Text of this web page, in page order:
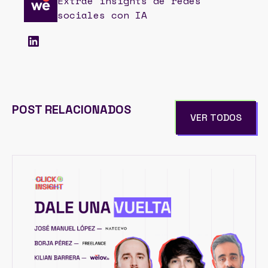
sociales con IA
POST RELACIONADOS
VER TODOS